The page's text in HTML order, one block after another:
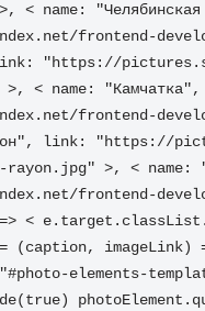
< name:
frontend-
"https://
>, < name:
frontend-
link: "https://
rayon.jpg" >, <
frontend-
<
= (caption, imageLink)
elements-